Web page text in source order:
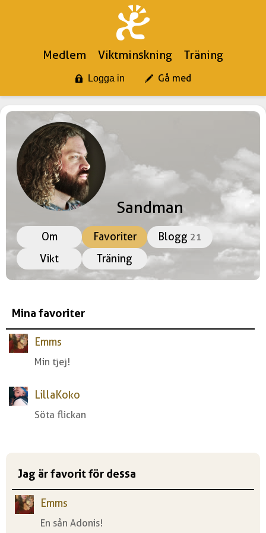
Medlem Viktminskning Träning
Logga in Gå med
Sandman
Om Favoriter Blogg 21
Vikt Träning
Mina favoriter
Emms
Min tjej!
LillaKoko
Söta flickan
Jag är favorit för dessa
Emms
En sån Adonis!